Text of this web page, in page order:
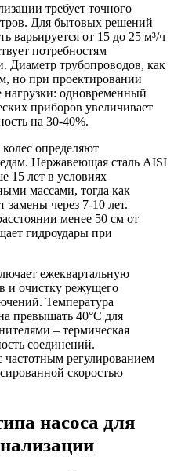
требует точного
Для бытовых решений
варьируется от 15 до 25 м³/ч
потребностям
Диаметр трубопроводов, как
но при проектировании
одновременный
приборов увеличивает
на 30-40%.
определяют
Нержавеющая сталь AISI
15 лет в условиях
массами, тогда как
через 7-10 лет.
менее 50 см от
гидроудары при
ежеквартальную
и очистку режущего
Температура
превышать 40°C для
– термическая
соединений.
частотным регулированием
скоростью
насоса для